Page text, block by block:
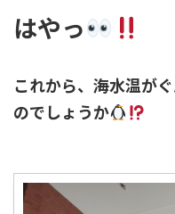
はやっ
これから、海水温が
のでしょうか